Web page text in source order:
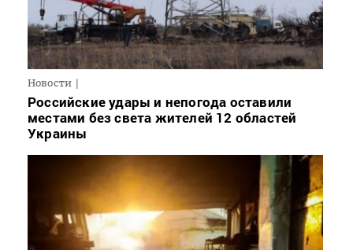
Новости
Российские удары и непогода оставили
местами без света жителей 12 областей
Украины